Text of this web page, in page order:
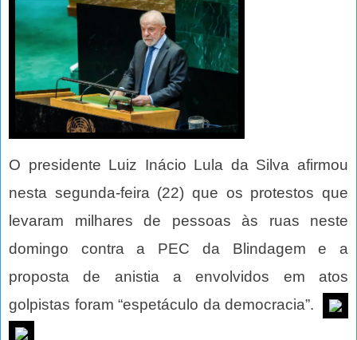
O presidente Luiz Inácio Lula da Silva afirmou
nesta segunda-feira (22) que os protestos que
levaram milhares de pessoas às ruas neste
domingo contra a PEC da Blindagem e a
proposta de anistia a envolvidos em atos
golpistas foram “espetáculo da democracia”.